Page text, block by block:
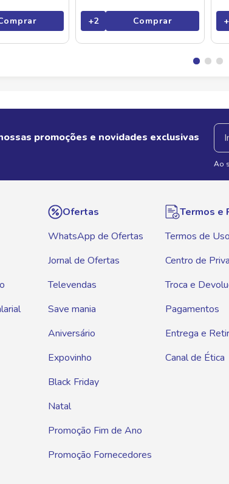
+2 Comprar +
promoções e novidades exclusivas
Ao
Ofertas
WhatsApp de Ofertas
Jornal de Ofertas
Televendas
Save mania
Aniversário
Expovinho
Black Friday
Natal
Promoção Fim de Ano
Promoção Fornecedores
Termos e
Termos de Uso
Centro de
Troca e
Pagamentos
Entrega e
Canal de Ética